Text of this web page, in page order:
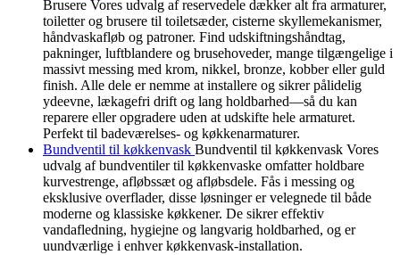
Brusere Vores udvalg af reservedele dækker alt fra armaturer,
toiletter og brusere til toiletsæder, cisterne skyllemekanismer,
håndvaskafløb og patroner. Find udskiftningshåndtag,
pakninger, luftblandere og brusehoveder, mange tilgængelige i
massivt messing med krom, nikkel, bronze, kobber eller guld
finish. Alle dele er nemme at installere og sikrer pålidelig
ydeevne, lækagefri drift og lang holdbarhed—så du kan
reparere eller opgradere uden at udskifte hele armaturet.
Perfekt til badeværelses- og køkkenarmaturer.
Bundventil til køkkenvask Bundventil til køkkenvask Vores
udvalg af bundventiler til køkkenvaske omfatter holdbare
kurvestrenge, afløbssæt og afløbsdele. Fås i messing og
eksklusive overflader, disse løsninger er velegnede til både
moderne og klassiske køkkener. De sikrer effektiv
vandafledning, hygiejne og langvarig holdbarhed, og er
uundværlige i enhver køkkenvask-installation.